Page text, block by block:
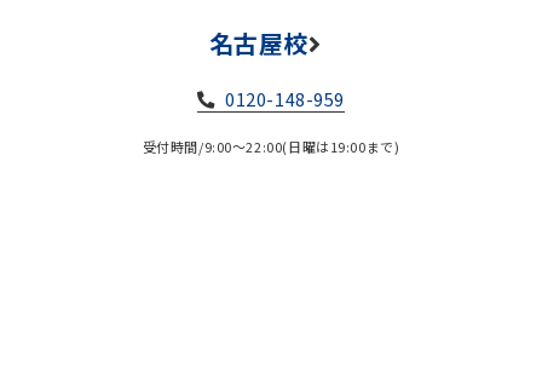
名古屋校
0120-148-959
受付時間/9:00～22:00(日曜は19:00まで)